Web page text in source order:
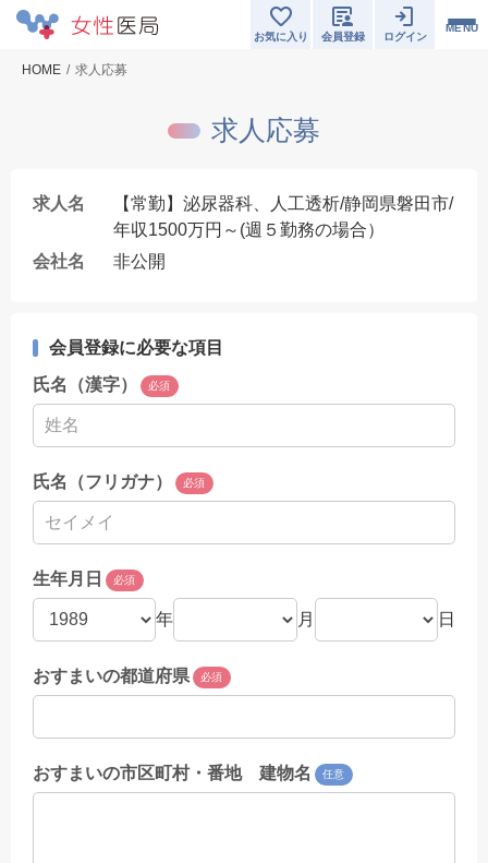
MENU
お気に入り 会員登録 ログイン
HOME 求人応募
求人応募
求人名
【常勤】泌尿器科、人工透析/静岡県磐田市/
年収1500万円～(週５勤務の場合）
会社名
非公開
会員登録に必要な項目
氏名（漢字）
必須
氏名（フリガナ） 必須
生年月日 必須
年 月 日
おすまいの都道府県 必須
おすまいの市区町村・番地 建物名 任意